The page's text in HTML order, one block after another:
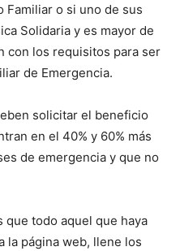
Familiar o si uno de sus
Solidaria y es mayor de
con los requisitos para ser
de Emergencia.
solicitar el beneficio
en el 40% y 60% más
de emergencia y que no
que todo aquel que haya
la página web, llene los